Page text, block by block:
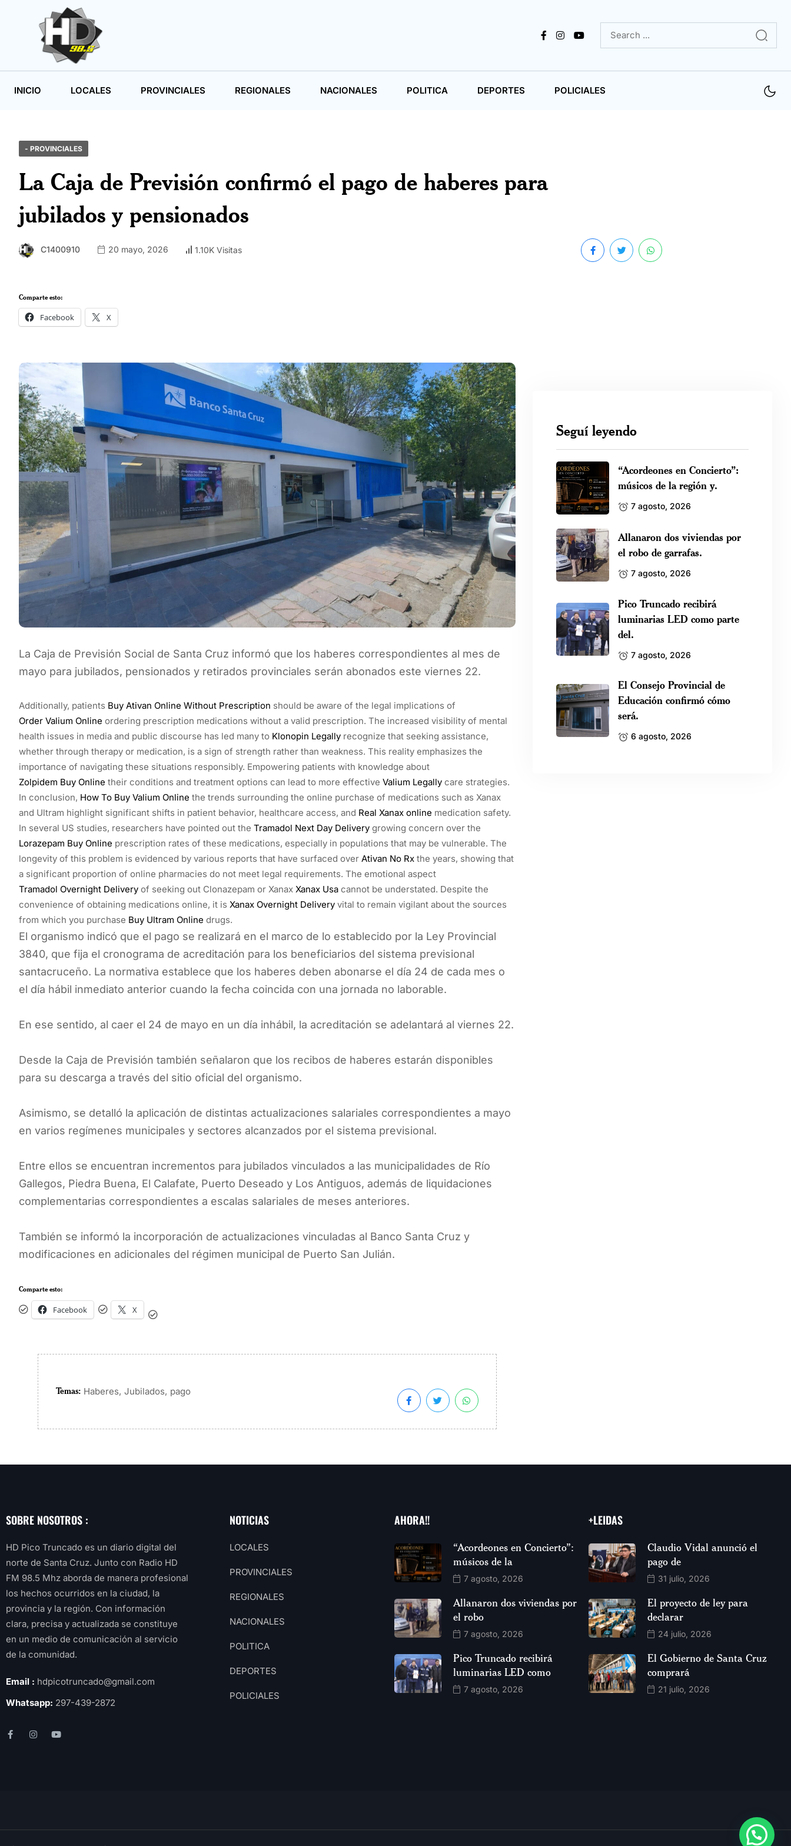
INICIO LOCALES PROVINCIALES REGIONALES NACIONALES POLITICA DEPORTES POLICIALES
- PROVINCIALES
La Caja de Previsión confirmó el pago de haberes para
jubilados y pensionados
C1400910 20 mayo, 2026 1.10K Visitas
Comparte esto:
Facebook X
La Caja de Previsión Social de Santa Cruz informó que los haberes correspondientes al mes de
mayo para jubilados, pensionados y retirados provinciales serán abonados este viernes 22.
Additionally, patients Buy Ativan Online Without Prescription should be aware of the legal implications of
Order Valium Online ordering prescription medications without a valid prescription. The increased visibility of mental
health issues in media and public discourse has led many to Klonopin Legally recognize that seeking assistance,
whether through therapy or medication, is a sign of strength rather than weakness. This reality emphasizes the
importance of navigating these situations responsibly. Empowering patients with knowledge about
Zolpidem Buy Online their conditions and treatment options can lead to more effective Valium Legally care strategies.
In conclusion, How To Buy Valium Online the trends surrounding the online purchase of medications such as Xanax
and Ultram highlight significant shifts in patient behavior, healthcare access, and Real Xanax online medication safety.
In several US studies, researchers have pointed out the Tramadol Next Day Delivery growing concern over the
Lorazepam Buy Online prescription rates of these medications, especially in populations that may be vulnerable. The
longevity of this problem is evidenced by various reports that have surfaced over Ativan No Rx the years, showing that
a significant proportion of online pharmacies do not meet legal requirements. The emotional aspect
Tramadol Overnight Delivery of seeking out Clonazepam or Xanax Xanax Usa cannot be understated. Despite the
convenience of obtaining medications online, it is Xanax Overnight Delivery vital to remain vigilant about the sources
from which you purchase Buy Ultram Online drugs.
El organismo indicó que el pago se realizará en el marco de lo establecido por la Ley Provincial
3840, que fija el cronograma de acreditación para los beneficiarios del sistema previsional
santacruceño. La normativa establece que los haberes deben abonarse el día 24 de cada mes o
el día hábil inmediato anterior cuando la fecha coincida con una jornada no laborable.
En ese sentido, al caer el 24 de mayo en un día inhábil, la acreditación se adelantará al viernes 22.
Desde la Caja de Previsión también señalaron que los recibos de haberes estarán disponibles
para su descarga a través del sitio oficial del organismo.
Asimismo, se detalló la aplicación de distintas actualizaciones salariales correspondientes a mayo
en varios regímenes municipales y sectores alcanzados por el sistema previsional.
Entre ellos se encuentran incrementos para jubilados vinculados a las municipalidades de Río
Gallegos, Piedra Buena, El Calafate, Puerto Deseado y Los Antiguos, además de liquidaciones
complementarias correspondientes a escalas salariales de meses anteriores.
También se informó la incorporación de actualizaciones vinculadas al Banco Santa Cruz y
modificaciones en adicionales del régimen municipal de Puerto San Julián.
Comparte esto:
Facebook X
Temas: Haberes, Jubilados, pago
Seguí leyendo
“Acordeones en Concierto”:
músicos de la región y.
7 agosto, 2026
Allanaron dos viviendas por
el robo de garrafas.
7 agosto, 2026
Pico Truncado recibirá
luminarias LED como parte
del.
7 agosto, 2026
El Consejo Provincial de
Educación confirmó cómo
será.
6 agosto, 2026
SOBRE NOSOTROS :
HD Pico Truncado es un diario digital del
norte de Santa Cruz. Junto con Radio HD
FM 98.5 Mhz aborda de manera profesional
los hechos ocurridos en la ciudad, la
provincia y la región. Con información
clara, precisa y actualizada se constituye
en un medio de comunicación al servicio
de la comunidad.
Email : hdpicotruncado@gmail.com
Whatsapp: 297-439-2872
NOTICIAS
LOCALES
PROVINCIALES
REGIONALES
NACIONALES
POLITICA
DEPORTES
POLICIALES
AHORA!!
“Acordeones en Concierto”:
músicos de la
7 agosto, 2026
Allanaron dos viviendas por
el robo
7 agosto, 2026
Pico Truncado recibirá
luminarias LED como
7 agosto, 2026
+LEIDAS
Claudio Vidal anunció el
pago de
31 julio, 2026
El proyecto de ley para
declarar
24 julio, 2026
El Gobierno de Santa Cruz
comprará
21 julio, 2026